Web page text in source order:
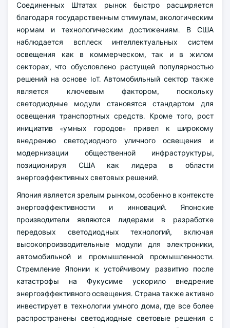
Соединенных Штатах рынок быстро расширяется
благодаря государственным стимулам, экологическим
нормам и технологическим достижениям. В США
наблюдается всплеск интеллектуальных систем
освещения как в коммерческом, так и в жилом
секторах, что обусловлено растущей популярностью
решений на основе IoT. Автомобильный сектор также
является ключевым фактором, поскольку
светодиодные модули становятся стандартом для
освещения транспортных средств. Кроме того, рост
инициатив «умных городов» привел к широкому
внедрению светодиодного уличного освещения и
модернизации общественной инфраструктуры,
позиционируя США как лидера в области
энергоэффективных световых решений.
Япония является зрелым рынком, особенно в контексте
энергоэффективности и инноваций. Японские
производители являются лидерами в разработке
передовых светодиодных технологий, включая
высокопроизводительные модули для электроники,
автомобильной и промышленной промышленности.
Стремление Японии к устойчивому развитию после
катастрофы на Фукусиме ускорило внедрение
энергоэффективного освещения. Страна также активно
инвестирует в технологии умного дома, где все более
распространены светодиодные световые решения с